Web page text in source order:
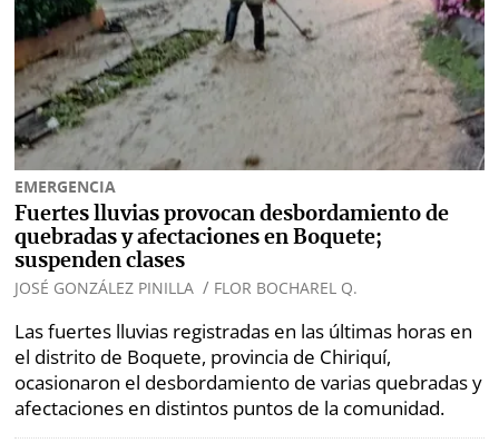
EMERGENCIA
Fuertes lluvias provocan desbordamiento de
quebradas y afectaciones en Boquete;
suspenden clases
JOSÉ GONZÁLEZ PINILLA / FLOR BOCHAREL Q.
Las fuertes lluvias registradas en las últimas horas en
el distrito de Boquete, provincia de Chiriquí,
ocasionaron el desbordamiento de varias quebradas y
afectaciones en distintos puntos de la comunidad.